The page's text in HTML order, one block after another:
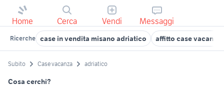
Home Cerca Vendi Messaggi
Ricerche case in vendita misano adriatico affitto case
Subito Case vacanza adriatico
Cosa cerchi?